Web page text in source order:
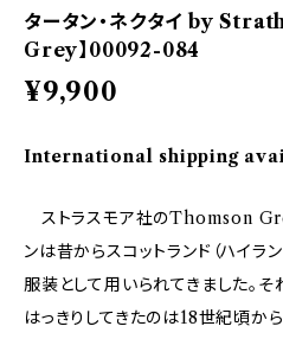
タータン・ネクタイ by
Grey】00092-084
¥9,900
International shipping
ストラスモア社のThomson
ンは昔からスコットランド（ハイラ
服装として用いられてきました。そ
はっきりしてきたのは18世紀頃か